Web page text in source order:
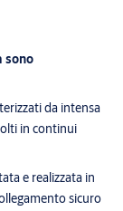
sono
da intensa
in continui
e realizzata in
sicuro